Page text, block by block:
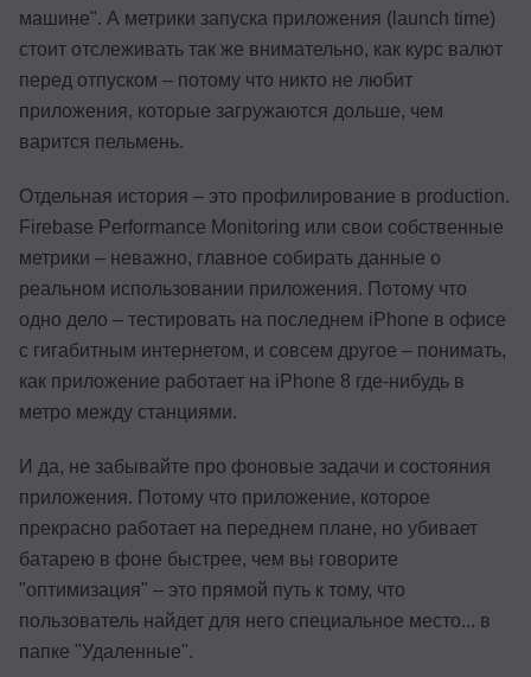
машине". А метрики запуска приложения (launch time)
стоит отслеживать так же внимательно, как курс валют
перед отпуском – потому что никто не любит
приложения, которые загружаются дольше, чем
варится пельмень.
Отдельная история – это профилирование в production.
Firebase Performance Monitoring или свои собственные
метрики – неважно, главное собирать данные о
реальном использовании приложения. Потому что
одно дело – тестировать на последнем iPhone в офисе
с гигабитным интернетом, и совсем другое – понимать,
как приложение работает на iPhone 8 где-нибудь в
метро между станциями.
И да, не забывайте про фоновые задачи и состояния
приложения. Потому что приложение, которое
прекрасно работает на переднем плане, но убивает
батарею в фоне быстрее, чем вы говорите
"оптимизация" – это прямой путь к тому, что
пользователь найдет для него специальное место... в
папке "Удаленные".